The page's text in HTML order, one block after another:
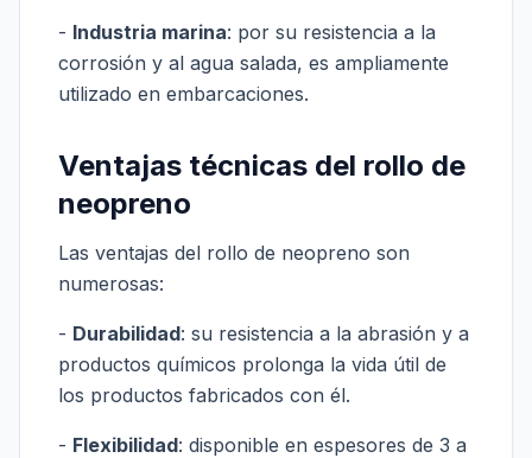
- Industria marina: por su resistencia a la
corrosión y al agua salada, es ampliamente
utilizado en embarcaciones.
Ventajas técnicas del rollo de
neopreno
Las ventajas del rollo de neopreno son
numerosas:
- Durabilidad: su resistencia a la abrasión y a
productos químicos prolonga la vida útil de
los productos fabricados con él.
- Flexibilidad: disponible en espesores de 3 a